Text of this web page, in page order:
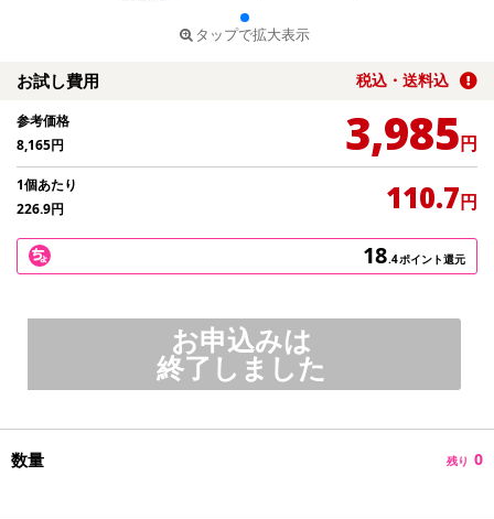
タップで拡大表示
お試し費用 税込・送料込
参考価格
8,165円 3,985円
1個あたり
226.9円 110.7円
18.4ポイント還元
お申込みは
終了しました
数量 残り 0